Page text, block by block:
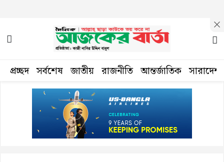
প্রচ্ছদ সর্বশেষ জাতীয় রাজনীতি আন্তর্জাতিক সারাদেশ